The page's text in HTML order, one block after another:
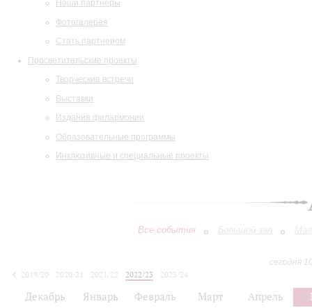
Наши партнеры
Фотогалерея
Стать партнером
Просветительские проекты
Творческие встречи
Выставки
Издания филармонии
Образовательные программы
Инклюзивные и специальные проекты
Все события Большой зал
сегодня
2019/20
2020/21 2021/22 2022/23
2023/24
Декабрь Январь Февраль Март Апрель